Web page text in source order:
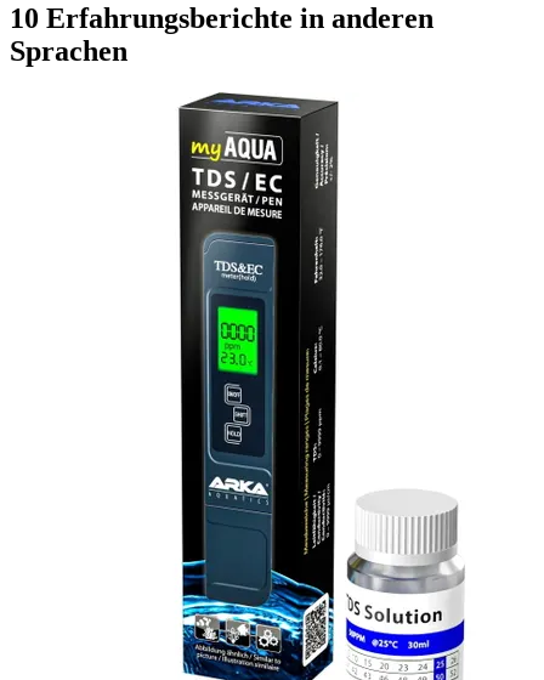
10 Erfahrungsberichte in anderen
Sprachen